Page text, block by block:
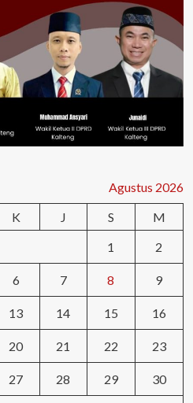
Agustus 2026
K J S
M
1
2
6 7 8 9
13 14 15 16
20 21 22 23
27 28 29 30